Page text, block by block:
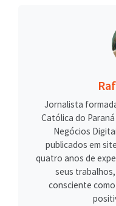
Jornalista
Católica do
Negócios
publicados em
quatro anos de
seus
consciente